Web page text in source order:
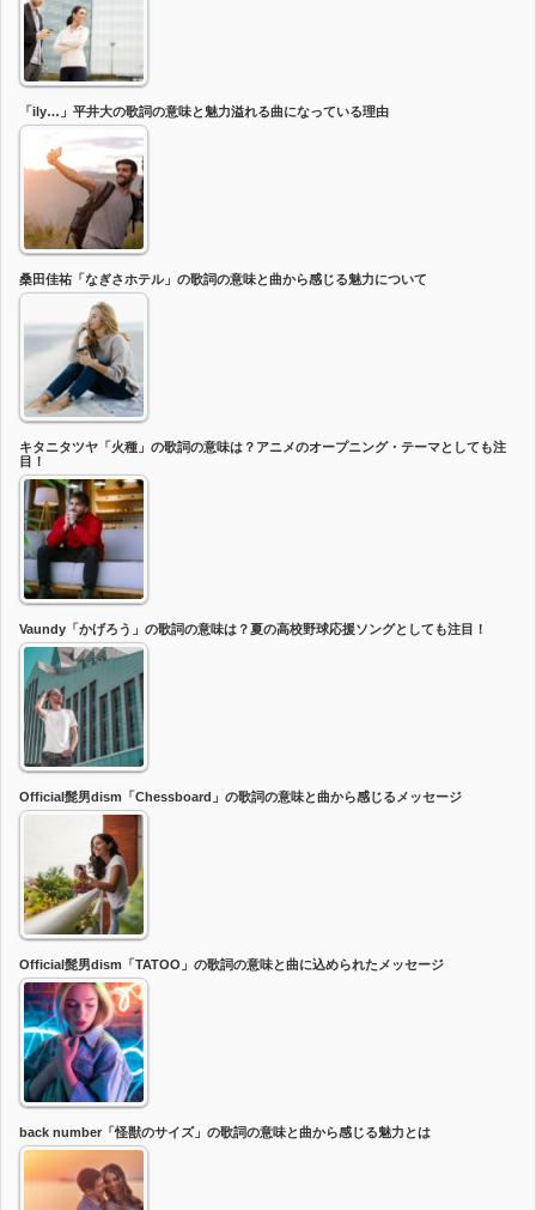
「ily…」平井大の歌詞の意味と魅力溢れる曲になっている理由
桑田佳祐「なぎさホテル」の歌詞の意味と曲から感じる魅力について
キタニタツヤ「火種」の歌詞の意味は？アニメのオープニング・テーマとしても注
目！
Vaundy「かげろう」の歌詞の意味は？夏の高校野球応援ソングとしても注目！
Official髭男dism「Chessboard」の歌詞の意味と曲から感じるメッセージ
Official髭男dism「TATOO」の歌詞の意味と曲に込められたメッセージ
back number「怪獣のサイズ」の歌詞の意味と曲から感じる魅力とは